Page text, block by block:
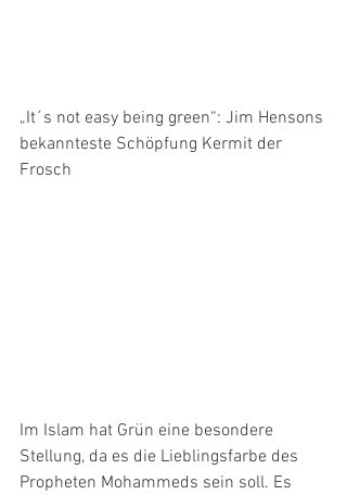
„It´s not easy being green“: Jim Hensons
bekannteste Schöpfung Kermit der
Frosch
Im Islam hat Grün eine besondere
Stellung, da es die Lieblingsfarbe des
Propheten Mohammeds sein soll. Es